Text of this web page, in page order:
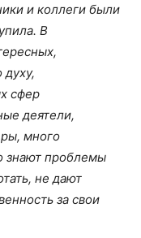
и коллеги были
В
сфер
деятели,
много
знают проблемы
не дают
за свои